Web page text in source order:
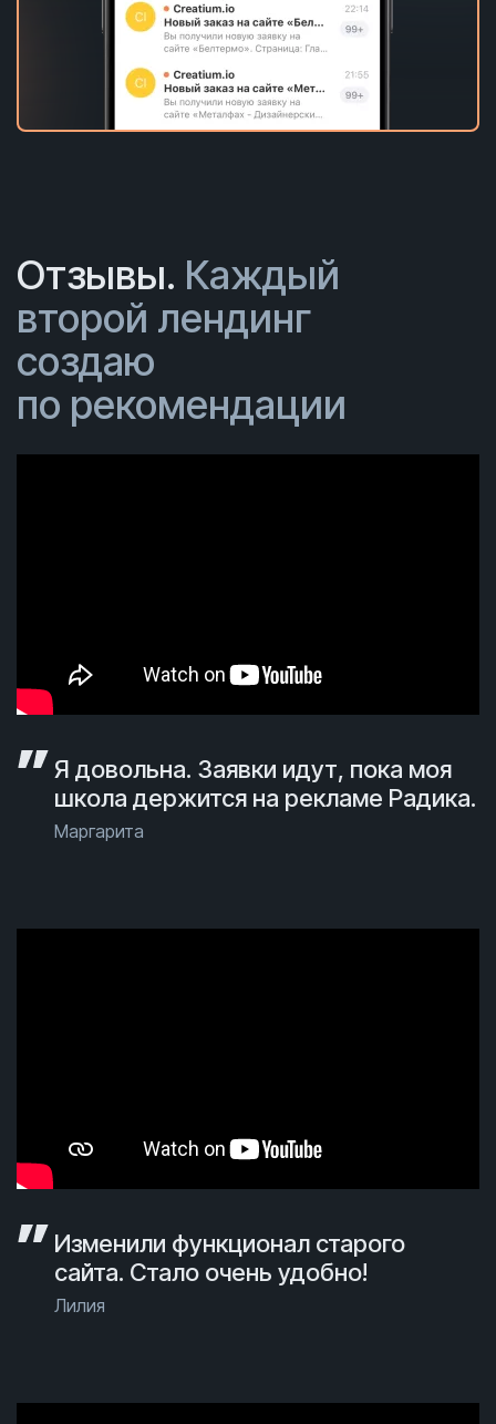
Отзывы. Каждый
второй лендинг
создаю
по рекомендации
Я довольна. Заявки идут, пока моя
школа держится на рекламе Радика.
Маргарита
Изменили функционал старого
сайта. Стало очень удобно!
Лилия